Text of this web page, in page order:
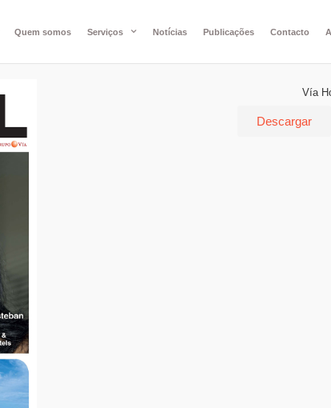
Quem somos Serviços Notícias Publicações Contacto
Vía
Descargar